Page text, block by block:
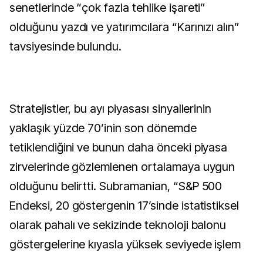
senetlerinde “çok fazla tehlike işareti”
olduğunu yazdı ve yatırımcılara “Karınızı alın”
tavsiyesinde bulundu.
Stratejistler, bu ayı piyasası sinyallerinin
yaklaşık yüzde 70’inin son dönemde
tetiklendiğini ve bunun daha önceki piyasa
zirvelerinde gözlemlenen ortalamaya uygun
olduğunu belirtti. Subramanian, “S&P 500
Endeksi, 20 göstergenin 17’sinde istatistiksel
olarak pahalı ve sekizinde teknoloji balonu
göstergelerine kıyasla yüksek seviyede işlem